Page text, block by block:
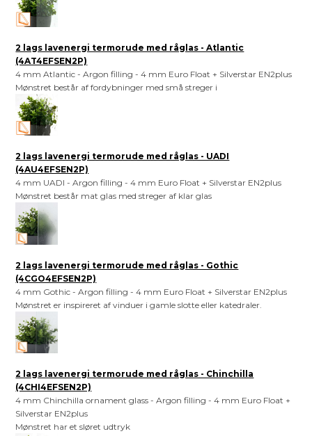
2 lags lavenergi termorude med råglas - Atlantic
(4AT4EFSEN2P)
4 mm Atlantic - Argon filling - 4 mm Euro Float + Silverstar EN2plus
Mønstret består af fordybninger med små streger i
2 lags lavenergi termorude med råglas - UADI
(4AU4EFSEN2P)
4 mm UADI - Argon filling - 4 mm Euro Float + Silverstar EN2plus
Mønstret består mat glas med streger af klar glas
2 lags lavenergi termorude med råglas - Gothic
(4CGO4EFSEN2P)
4 mm Gothic - Argon filling - 4 mm Euro Float + Silverstar EN2plus
Mønstret er inspireret af vinduer i gamle slotte eller katedraler.
2 lags lavenergi termorude med råglas - Chinchilla
(4CHI4EFSEN2P)
4 mm Chinchilla ornament glass - Argon filling - 4 mm Euro Float +
Silverstar EN2plus
Mønstret har et sløret udtryk